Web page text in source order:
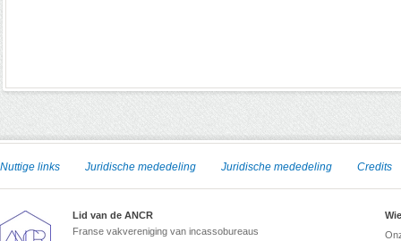
Nuttige links Juridische mededeling Juridische mededeling Credits
Lid van de ANCR
Franse vakvereniging van incassobureaus